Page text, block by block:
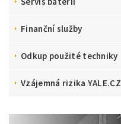
Finanční služby
Odkup použité techniky
Vzájemná rizika YALE.CZ